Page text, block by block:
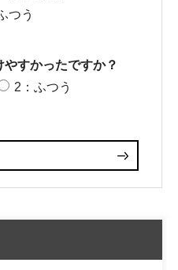
つう
すかったですか？
2：ふつう